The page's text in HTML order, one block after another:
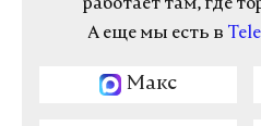
работает там, где
А еще мы есть в
Макс